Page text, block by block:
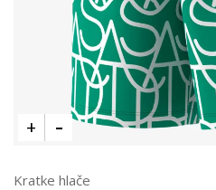
Kratke hlače